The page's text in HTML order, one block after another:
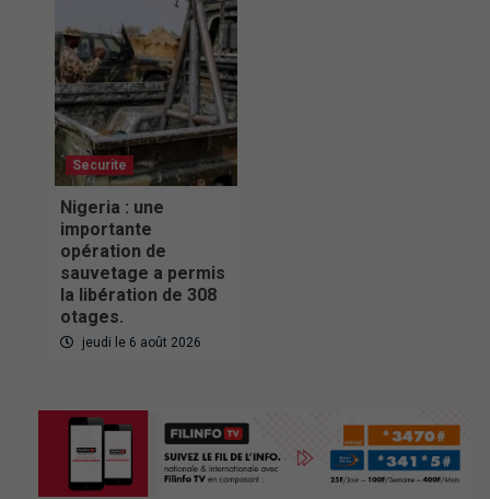
Securite
Nigeria : une
importante
opération de
sauvetage a permis
la libération de 308
otages.
jeudi le 6 août 2026